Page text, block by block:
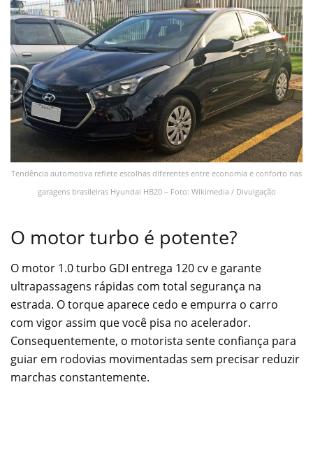
Tendência automotiva reflete escolhas diferentes entre economia e conforto nas
garagens brasileiras Hyundai HB20 – Foto: Wikimedia / Divulgação
O motor turbo é potente?
O motor 1.0 turbo GDI entrega 120 cv e garante
ultrapassagens rápidas com total segurança na
estrada. O torque aparece cedo e empurra o carro
com vigor assim que você pisa no acelerador.
Consequentemente, o motorista sente confiança para
guiar em rodovias movimentadas sem precisar reduzir
marchas constantemente.